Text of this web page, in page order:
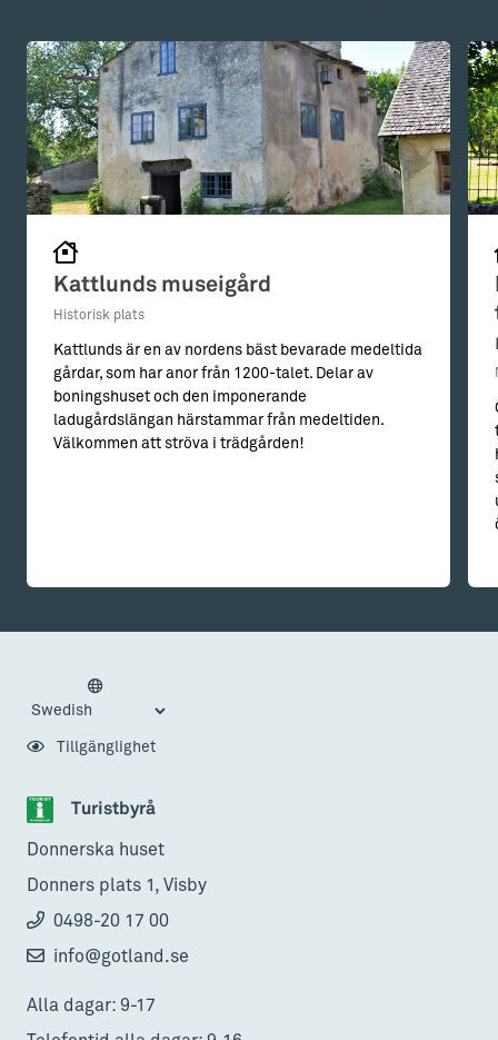
Kattlunds museigård
Historisk plats
Kattlunds är en av nordens bäst bevarade medeltida
gårdar, som har anor från 1200-talet. Delar av
boningshuset och den imponerande
ladugårdslängan härstammar från medeltiden.
Välkommen att ströva i trädgården!
Turistbyrå
Donnerska huset
Donners plats 1, Visby
0498-20 17 00
info@gotland.se
Alla dagar: 9-17
Tillgänglighet